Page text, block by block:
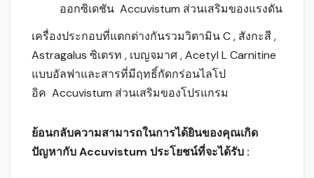
ออกซิเดชัน Accuvistum ส่วนเสริมของแรงดัน
เครื่องประกอบที่แตกต่างกันรวมวิตามิน C , สังกะสี ,
Astragalus ซิเตรท , เบญจมาศ , Acetyl L Carnitine
แบบอัลฟาและสารที่มีฤทธิ์กัดกร่อนไลโป
อิค Accuvistum ส่วนเสริมของโปรแกรม
ย้อนกลับความสามารถในการได้ยินของคุณเกิด
ปัญหากับ Accuvistum ประโยชน์ที่จะได้รับ :